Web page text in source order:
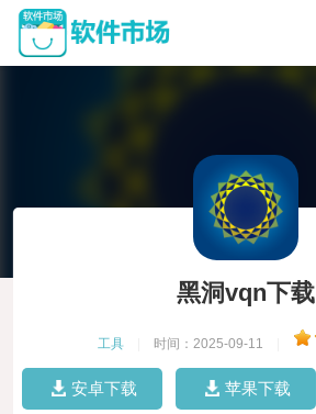
黑洞vqn下载
工具 时间：2025-09-11
安卓下载 苹果下载